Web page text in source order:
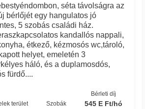
séta távolságra az
bérlőjét egy hangulatos jó
5 szobás családi ház.
kandallós nappali,
étkező, kézmosós wc,tároló,
helyet, emeletén 3
háló, és a duplamosdós,
fürdő....
terület Szobák
Bérleti díj
545 E Ft/hó